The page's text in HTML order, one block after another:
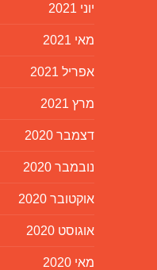
יוני 2021
מאי 2021
אפריל 2021
מרץ 2021
דצמבר 2020
נובמבר 2020
אוקטובר 2020
אוגוסט 2020
מאי 2020